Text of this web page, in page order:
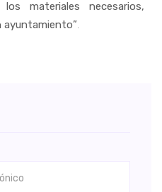
materiales necesarios,
ayuntamiento”